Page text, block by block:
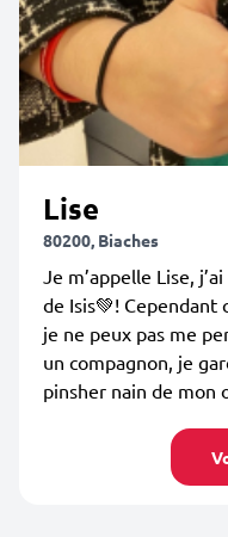
Lise
80200, Biaches
Je m’appelle Lise,
de Isis💚! Cependant
je ne peux pas me
un compagnon, je
pinsher nain de mon